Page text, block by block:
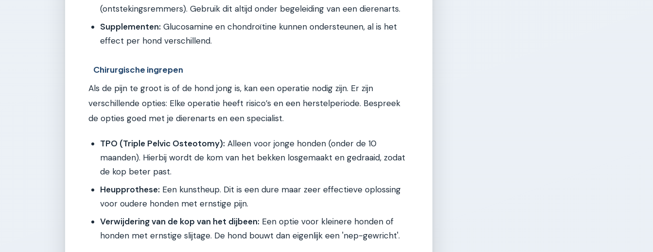
(ontstekingsremmers). Gebruik dit altijd onder begeleiding van een dierenarts.
Supplementen: Glucosamine en chondroïtine kunnen ondersteunen, al is het
effect per hond verschillend.
Chirurgische ingrepen
Als de pijn te groot is of de hond jong is, kan een operatie nodig zijn. Er zijn
verschillende opties: Elke operatie heeft risico’s en een herstelperiode. Bespreek
de opties goed met je dierenarts en een specialist.
TPO (Triple Pelvic Osteotomy): Alleen voor jonge honden (onder de 10
maanden). Hierbij wordt de kom van het bekken losgemaakt en gedraaid, zodat
de kop beter past.
Heupprothese: Een kunstheup. Dit is een dure maar zeer effectieve oplossing
voor oudere honden met ernstige pijn.
Verwijdering van de kop van het dijbeen: Een optie voor kleinere honden of
honden met ernstige slijtage. De hond bouwt dan eigenlijk een 'nep-gewricht'.